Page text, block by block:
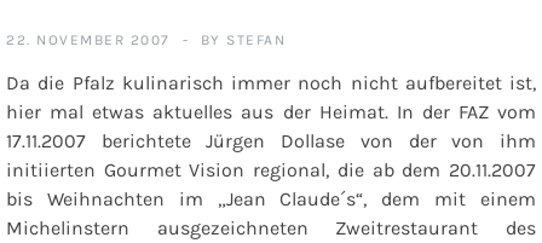
22. NOVEMBER 2007 BY STEFAN
Da die Pfalz kulinarisch immer noch nicht aufbereitet ist,
hier mal etwas aktuelles aus der Heimat. In der FAZ vom
17.11.2007 berichtete Jürgen Dollase von der von ihm
initiierten Gourmet Vision regional, die ab dem 20.11.2007
bis Weihnachten im „Jean Claude´s“, dem mit einem
Michelinstern ausgezeichneten Zweitrestaurant des